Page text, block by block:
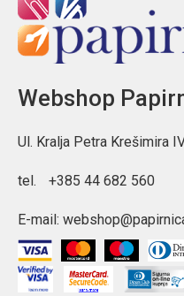
Webshop
Ul. Kralja Petra Krešimira
tel. +385 44 682 560
E-mail: